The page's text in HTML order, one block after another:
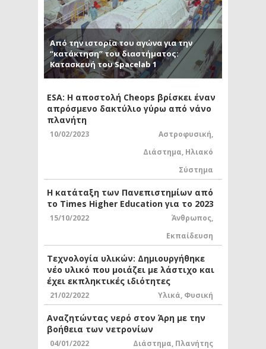
Από την ιστορία του αγώνα για την
“κατάκτηση” του διαστήματος:
Κατασκευή του Spacelab 1
ESA: Η αποστολή Cheops βρίσκει έναν
απρόσμενο δακτύλιο γύρω από νάνο
πλανήτη
10/02/2023 Αστροφυσική,
Διάστημα, Ηλιακό
Σύστημα
Η κατάταξη των Πανεπιστημίων από
το Times Higher Education για το 2023
15/10/2022 Άνθρωπος,
Εκπαίδευση
Τεχνολογία υλικών: Δημιουργήθηκε
νέο υλικό που μοιάζει με λάστιχο και
έχει εκπληκτικές ιδιότητες
21/02/2022 Υλικά, Φυσική
Αναζητώντας νερό στον Άρη με την
βοήθεια των νετρονίων
04/01/2022 Διάστημα, Πλανήτης